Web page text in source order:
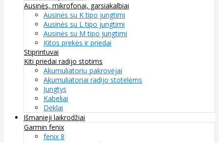
Ausinės, mikrofonai, garsiakalbiai
Ausinės su K tipo jungtimi
Ausinės su L tipo jungtimi
Ausinės su M tipo jungtimi
Kitos prekės ir priedai
Stiprintuvai
Kiti priedai radijo stotims
Akumuliatorių pakrovėjai
Akumuliatoriai radijo stotelėms
Jungtys
Kabeliai
Dėklai
Išmanieji laikrodžiai
Garmin fenix
fenix 8